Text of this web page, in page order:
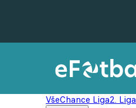
VšeChance Liga2. Liga